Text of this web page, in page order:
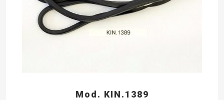
Mod. KIN.1389